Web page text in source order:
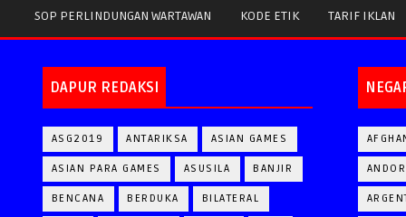
SOP PERLINDUNGAN WARTAWAN KODE ETIK TARIF IKLAN
DAPUR REDAKSI
ASG2019 ANTARIKSA ASIAN GAMES
ASIAN PARA GAMES ASUSILA BANJIR
BENCANA BERDUKA BILATERAL